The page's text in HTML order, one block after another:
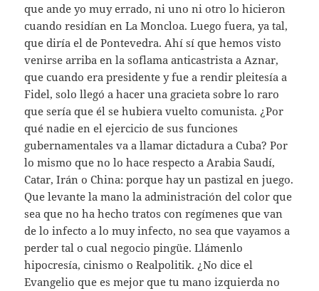
que ande yo muy errado, ni uno ni otro lo hicieron
cuando residían en La Moncloa. Luego fuera, ya tal,
que diría el de Pontevedra. Ahí sí que hemos visto
venirse arriba en la soflama anticastrista a Aznar,
que cuando era presidente y fue a rendir pleitesía a
Fidel, solo llegó a hacer una gracieta sobre lo raro
que sería que él se hubiera vuelto comunista. ¿Por
qué nadie en el ejercicio de sus funciones
gubernamentales va a llamar dictadura a Cuba? Por
lo mismo que no lo hace respecto a Arabia Saudí,
Catar, Irán o China: porque hay un pastizal en juego.
Que levante la mano la administración del color que
sea que no ha hecho tratos con regímenes que van
de lo infecto a lo muy infecto, no sea que vayamos a
perder tal o cual negocio pingüe. Llámenlo
hipocresía, cinismo o Realpolitik. ¿No dice el
Evangelio que es mejor que tu mano izquierda no